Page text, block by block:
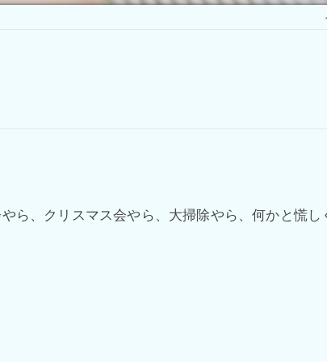
、クリスマス会やら、大掃除やら、何かと慌し